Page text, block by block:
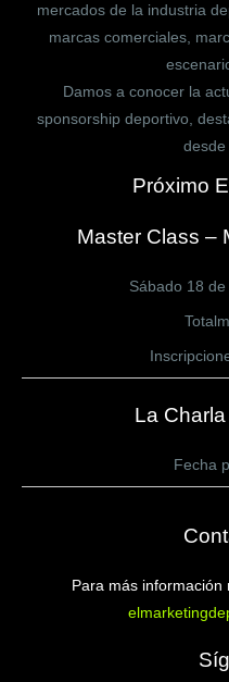
mercados de la industria
marcas comerciales,
Damos a conocer la
sponsorship deportivo,
desde
Próximo
Master Class –
Sábado 18
La
Fecha
Para más